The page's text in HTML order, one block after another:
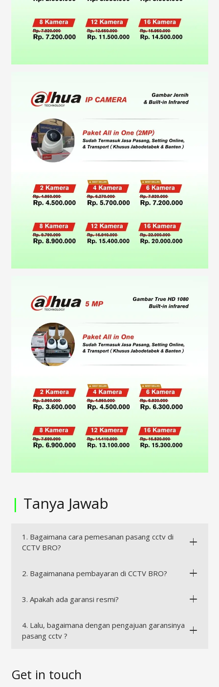
| Tanya Jawab
1. Bagaimana cara pemesanan pasang cctv di
CCTV BRO?
2. Bagaimanana pembayaran di CCTV BRO?
3. Apakah ada garansi resmi?
4. Lalu, bagaimana dengan pengajuan garansinya
pasang cctv ?
Get in touch